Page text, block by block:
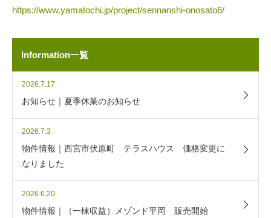
https://www.yamatochi.jp/project/sennanshi-onosato6/
Information一覧
2026.7.17
お知らせ｜夏季休業のお知らせ
2026.7.3
物件情報｜西宮市伏原町 テラスハウス 価格変更に
なりました
2026.6.20
物件情報｜（一棟収益）メゾンド平岡 販売開始